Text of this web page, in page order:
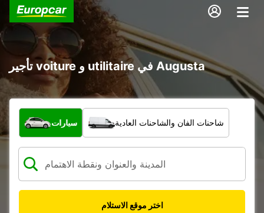
تأجير voiture و utilitaire في Augusta
ما نوع المركبة؟
سيارات شاحنات الفان والشاحنات العادية
اختر موقع الاستلام